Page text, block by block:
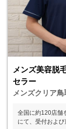
メンズ美容脱
セラー
メンズクリア
全国に約120店舗
にて、受付および